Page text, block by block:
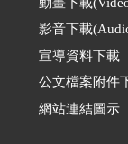
影音下載
宣導資料下載
公文檔案附件
網站連結圖示